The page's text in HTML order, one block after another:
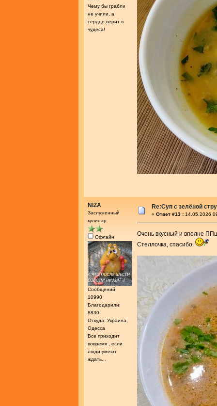
Чему бы грабли
не учили, а
сердце верит в
чудеса!
NIZA
Заслуженный
кулинар
Офлайн
Сообщений:
10990
Благодарили:
8830
Откуда: Украина,
Одесса
Все приходит
вовремя , если
люди умеют
ждать...
Re:Cуп с зелёной
« Ответ #13 : 14.05.2026
Очень вкусный и вполне
Стеллочка, спасибо